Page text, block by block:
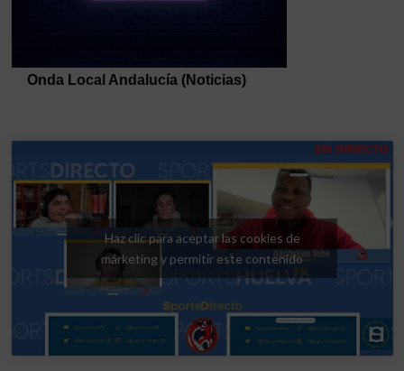
Haz clic para aceptar las cookies de
márketing y permitir este contenido